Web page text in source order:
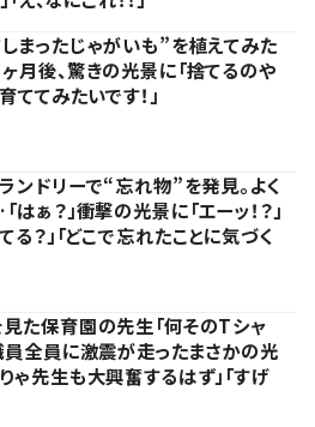
まったじゃがいも”を植えてみた
後、驚きの光景に「捨てるのや
育ててみたいです！」
ンドリーで“忘れ物”を発見。よく
ぁ？」衝撃の光景に「エーッ！？」
る？」「どこで忘れたことに気づく
た保育園の先生「何そのTシャ
員全員に激震が走ったまさかの光
ゃ先生も大興奮するはず」「すげ